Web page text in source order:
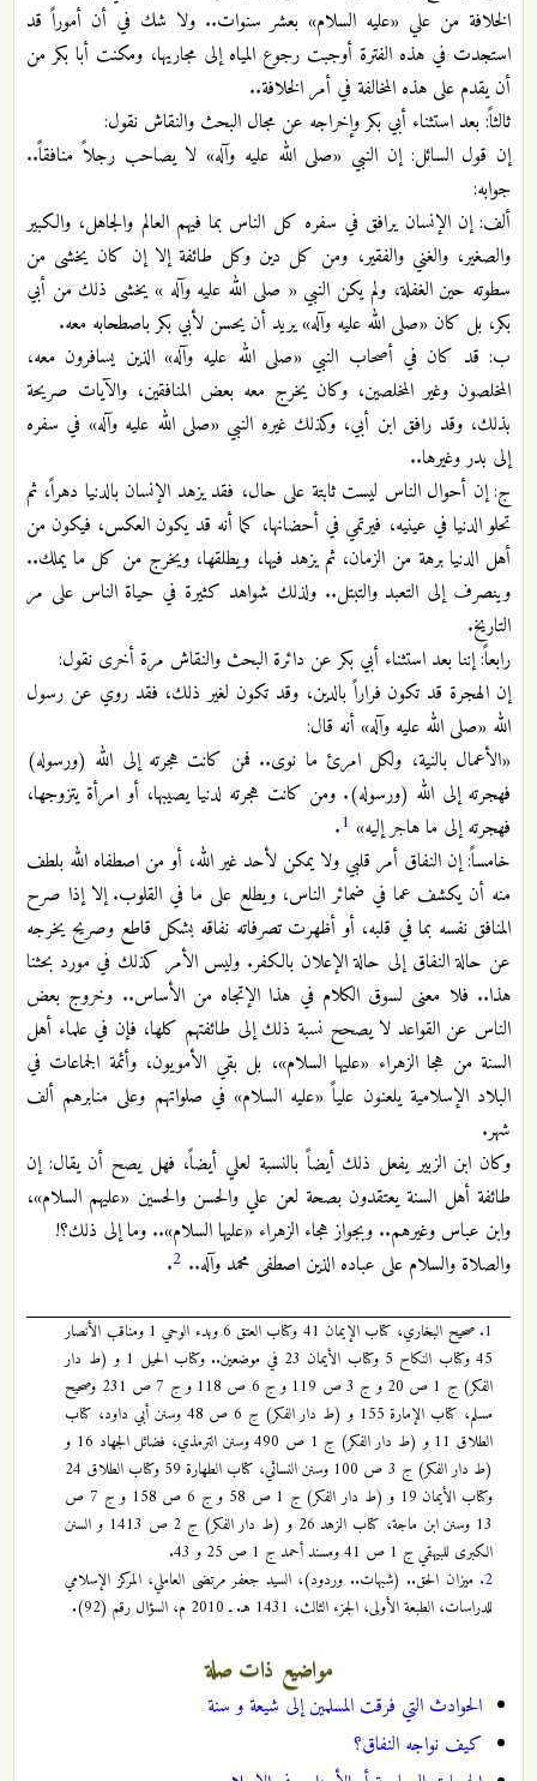
الخلافة من علي «عليه السلام» بعشر سنوات.. ولا شك في أن أموراً قد
استجدت في هذه الفترة أوجبت رجوع المياه إلى مجاريها، ومكنت أبا بكر من
أن يقدم على هذه المخالفة في أمر الخلافة..
ثالثاً: بعد استثناء أبي بكر وإخراجه عن مجال البحث والنقاش نقول:
إن قول السائل: إن النبي «صلى الله عليه وآله» لا يصاحب رجلاً منافقاً..
جوابه:
ألف: إن الإنسان يرافق في سفره كل الناس بما فيهم العالم والجاهل، والكبير
والصغير، والغني والفقير، ومن كل دين وكل طائفة إلا إن كان يخشى من
سطوته حين الغفلة، ولم يكن النبي « صلى الله عليه وآله » يخشى ذلك من أبي
بكر، بل كان «صلى الله عليه وآله» يريد أن يحسن لأبي بكر باصطحابه معه.
ب: قد كان في أصحاب النبي «صلى الله عليه وآله» الذين يسافرون معه،
المخلصون وغير المخلصين، وكان يخرج معه بعض المنافقين، والآيات صريحة
بذلك، وقد رافق ابن أبي، وكذلك غيره النبي «صلى الله عليه وآله» في سفره
إلى بدر وغيرها..
ج: إن أحوال الناس ليست ثابتة على حال، فقد يزهد الإنسان بالدنيا دهراً، ثم
تحلو الدنيا في عينيه، فيرتمي في أحضانها، كما أنه قد يكون العكس، فيكون من
أهل الدنيا برهة من الزمان، ثم يزهد فيها، ويطلقها، ويخرج من كل ما يملك..
وينصرف إلى التعبد والتبتل.. ولذلك شواهد كثيرة في حياة الناس على مر
التاريخ.
رابعاً: إننا بعد استثناء أبي بكر عن دائرة البحث والنقاش مرة أخرى نقول:
إن الهجرة قد تكون فراراً بالدين، وقد تكون لغير ذلك، فقد روي عن رسول
الله «صلى الله عليه وآله» أنه قال:
«الأعمال بالنية، ولكل امرئ ما نوى.. فمن كانت هجرته إلى الله (ورسوله)
فهجرته إلى الله (ورسوله). ومن كانت هجرته لدنيا يصيبها، أو امرأة يتزوجها،
فهجرته إلى ما هاجر إليه» 1
.
خامساً: إن النفاق أمر قلبي ولا يمكن لأحد غير الله، أو من اصطفاه الله بلطف
منه أن يكشف عما في ضمائر الناس، ويطلع على ما في القلوب. إلا إذا صرح
المنافق نفسه بما في قلبه، أو أظهرت تصرفاته نفاقه بشكل قاطع وصريح يخرجه
عن حالة النفاق إلى حالة الإعلان بالكفر. وليس الأمر كذلك في مورد بحثنا
هذا.. فلا معنى لسوق الكلام في هذا الإتجاه من الأساس.. وخروج بعض
الناس عن القواعد لا يصحح نسبة ذلك إلى طائفتهم كلها، فإن في علماء أهل
السنة من هجا الزهراء «عليها السلام»، بل بقي الأمويون، وأئمة الجماعات في
البلاد الإسلامية يلعنون علياً «عليه السلام» في صلواتهم وعلى منابرهم ألف
شهر.
وكان ابن الزبير يفعل ذلك أيضاً بالنسبة لعلي أيضاً، فهل يصح أن يقال: إن
طائفة أهل السنة يعتقدون بصحة لعن علي والحسن والحسين «عليهم السلام»،
وابن عباس وغيرهم.. وبجواز هجاء الزهراء «عليها السلام».. وما إلى ذلك؟!
والصلاة والسلام على عباده الذين اصطفى محمد وآله.. 2
.
1.
صحيح البخاري، كتاب الإيمان 41 وكتاب العتق 6 وبدء الوحي 1 ومناقب الأنصار
45 وكتاب النكاح 5 وكتاب الأيمان 23 في موضعين.. وكتاب الحيل 1 و (ط دار
الفكر) ج 1 ص 20 و ج 3 ص 119 و ج 6 ص 118 و ج 7 ص 231 وصحيح
مسلم، كتاب الإمارة 155 و (ط دار الفكر) ج 6 ص 48 وسنن أبي داود، كتاب
الطلاق 11 و (ط دار الفكر) ج 1 ص 490 وسنن الترمذي، فضائل الجهاد 16 و
(ط دار الفكر) ج 3 ص 100 وسنن النسائي، كتاب الطهارة 59 وكتاب الطلاق 24
وكتاب الأيمان 19 و (ط دار الفكر) ج 1 ص 58 و ج 6 ص 158 و ج 7 ص
13 وسنن ابن ماجة، كتاب الزهد 26 و (ط دار الفكر) ج 2 ص 1413 و السنن
الكبرى للبيهقي ج 1 ص 41 ومسند أحمد ج 1 ص 25 و 43.
2. ميزان الحق.. (شبهات.. وردود)، السيد جعفر مرتضى العاملي، المركز الإسلامي
للدراسات، الطبعة الأولى، الجزء الثالث، 1431 هـ. ـ 2010 م، السؤال رقم (92).
مواضيع ذات صلة
الحوادث التي فرقت المسلمين إلى شيعة و سنة
كيف نواجه النفاق؟